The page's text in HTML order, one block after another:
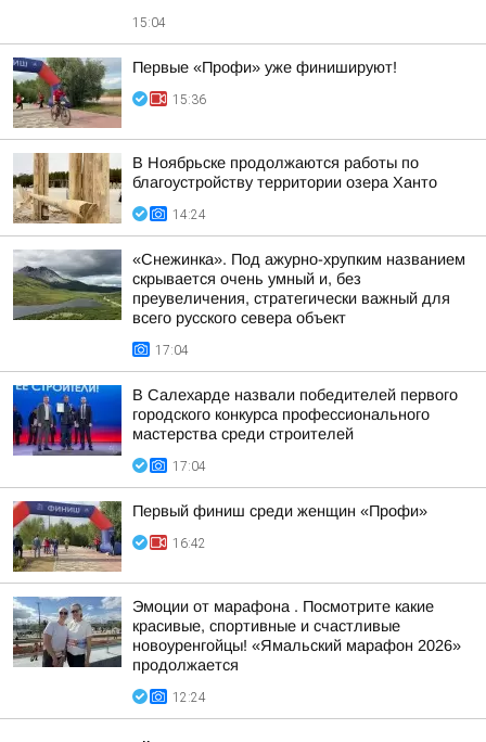
15:04
Первые «Профи» уже финишируют!
15:36
В Ноябрьске продолжаются работы по
благоустройству территории озера Ханто
14:24
«Снежинка». Под ажурно-хрупким названием
скрывается очень умный и, без
преувеличения, стратегически важный для
всего русского севера объект
17:04
В Салехарде назвали победителей первого
городского конкурса профессионального
мастерства среди строителей
17:04
Первый финиш среди женщин «Профи»
16:42
Эмоции от марафона . Посмотрите какие
красивые, спортивные и счастливые
новоуренгойцы! «Ямальский марафон 2026»
продолжается
12:24